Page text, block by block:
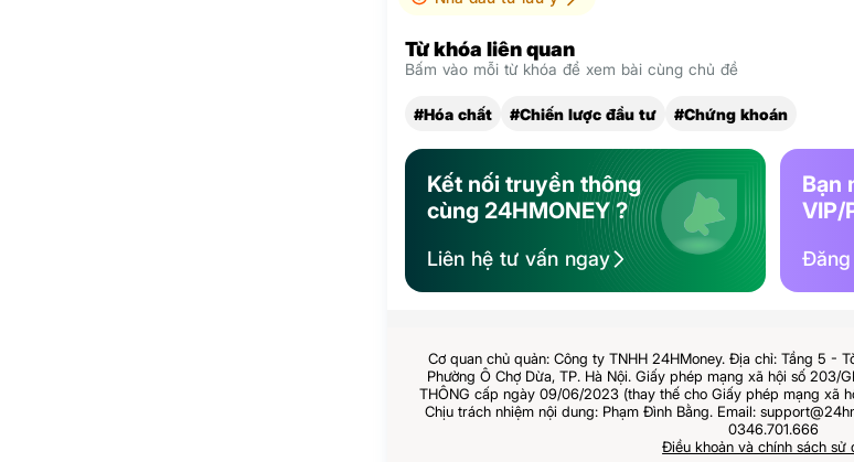
Từ khóa liên quan
Bấm vào mỗi từ khóa để xem bài cùng chủ đề
#Hóa chất #Chiến lược đầu tư #Chứng khoán
Kết nối truyền thông
cùng 24HMONEY ?
Liên hệ tư vấn ngay
Bạn
VIP/
Cơ quan chủ quản: Công ty TNHH 24HMoney. Địa chỉ: Tầng 5 -
Phường Ô Chợ Dừa, TP. Hà Nội. Giấy phép mạng xã hội số 203/
THÔNG cấp ngày 09/06/2023 (thay thế cho Giấy phép mạng xã
Chịu trách nhiệm nội dung: Phạm Đình Bằng. Email:
0346.701.666
Điều khoản và chính sách sử